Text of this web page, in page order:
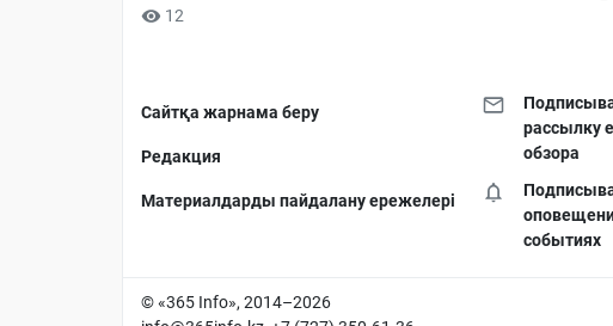
12
Сайтқа жарнама беру
Редакция
Материалдарды пайдалану ережелері
рассылку
обзора
событиях
© «365 Info», 2014–2026